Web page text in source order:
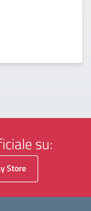
su:
Store